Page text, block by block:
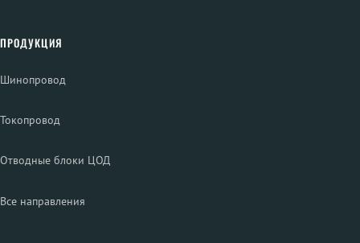
ПРОДУКЦИЯ
Шинопровод
Токопровод
Отводные блоки ЦОД
Все направления